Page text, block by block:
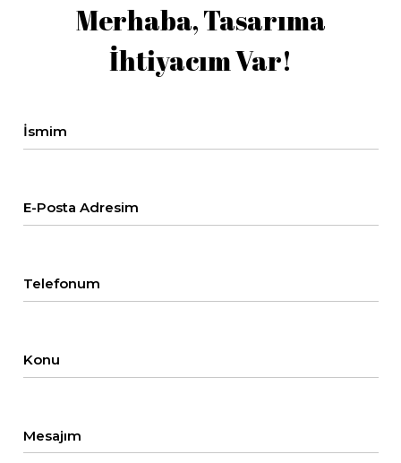
Merhaba, Tasarıma
İhtiyacım Var!
İsmim
E-Posta Adresim
Telefonum
Konu
Mesajım